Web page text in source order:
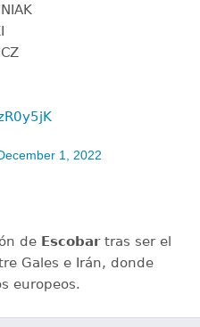
1, 2022
de Escobartras ser el
Gales e Irán, donde
europeos.